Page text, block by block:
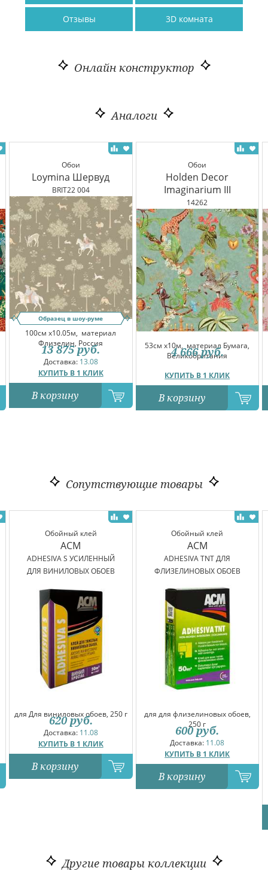
Отзывы 3D комната
Онлайн конструктор
Аналоги
Обои
Loymina Шервуд
BRIT22 004
Образец в шоу-руме
100см x10.05м, материал
Флизелин, Россия
Доставка: 13.08
КУПИТЬ В 1 КЛИК
13 875 руб.
В корзину
Обои
Holden Decor
Imaginarium III
14262
53см x10м, материал Бумага,
Великобритания
КУПИТЬ В 1 КЛИК
4 666 руб.
В корзину
Сопутствующие товары
Обойный клей
ACM
ADHESIVA S УСИЛЕННЫЙ
ДЛЯ ВИНИЛОВЫХ ОБОЕВ
для Для виниловых обоев, 250 г
Доставка: 11.08
КУПИТЬ В 1 КЛИК
620 руб.
В корзину
Обойный клей
ACM
ADHESIVA TNT ДЛЯ
ФЛИЗЕЛИНОВЫХ ОБОЕВ
для для флизелиновых обоев,
250 г
Доставка: 11.08
КУПИТЬ В 1 КЛИК
600 руб.
В корзину
Другие товары коллекции